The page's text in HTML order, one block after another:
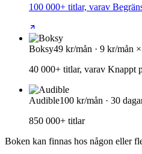
100 000+ titlar, varav
Boksy49 kr/mån · 9 kr/mån
40 000+ titlar, varav Knappt
Audible100 kr/mån · 30
850 000+ titlar
Boken kan finnas hos någon eller